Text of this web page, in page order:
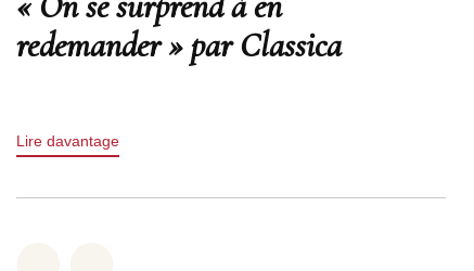
redemander » par Classica
Lire davantage